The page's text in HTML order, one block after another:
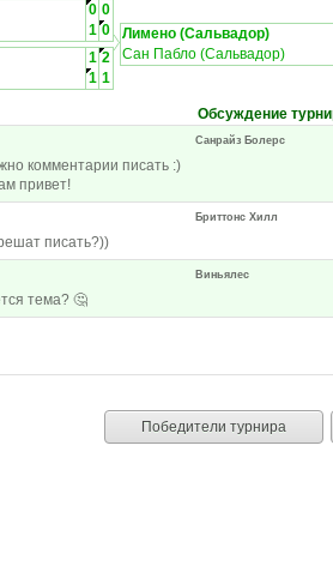
0 0
1 0
1 2
1 1
Лимено (Сальвадор)
Сан Пабло (Сальвадор)
Обсуждение
Санрайз Болерс
комментарии писать :)
привет!
Бриттонс Хилл
писать?))
Виньялес
тема? 🤔
Победители турнира